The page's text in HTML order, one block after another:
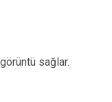
sağlar.